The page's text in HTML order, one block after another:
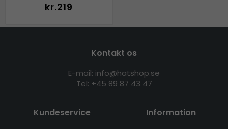
kr.219
Kontakt os
E-mail: info@hatshop.se
Tel: +45 89 87 43 47
Kundeservice Information